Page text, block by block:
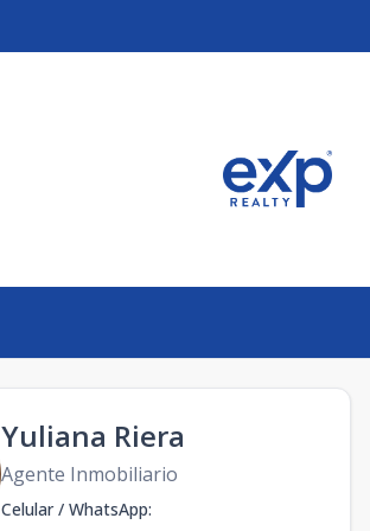
Yuliana Riera
Agente Inmobiliario
Celular / WhatsApp: